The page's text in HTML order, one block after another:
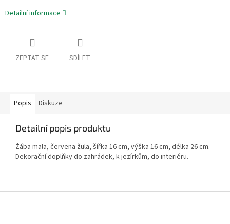
Detailní informace
ZEPTAT SE SDÍLET
Popis Diskuze
Detailní popis produktu
Žába mala, červena žula, šířka 16 cm, výška 16 cm, délka 26 cm.
Dekorační doplňky do zahrádek, k jezírkům, do interiéru.